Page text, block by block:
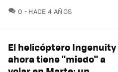
0 COMENTARIOS
HACE 4 AÑOS
El helicóptero Ingenuity
ahora tiene "miedo" a